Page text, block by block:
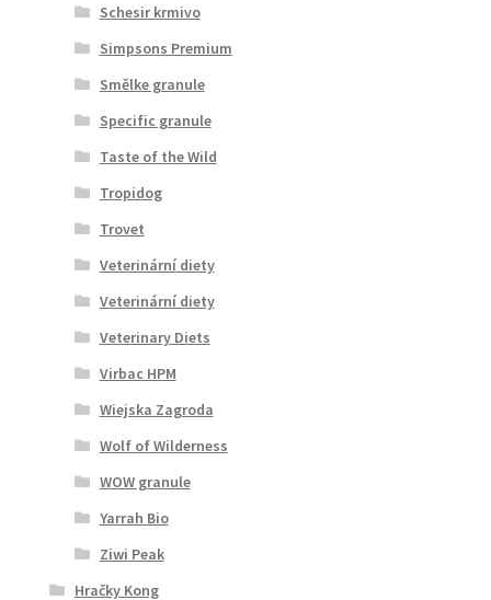
Schesir krmivo
Simpsons Premium
Smělke granule
Specific granule
Taste of the Wild
Tropidog
Trovet
Veterinární diety
Veterinární diety
Veterinary Diets
Virbac HPM
Wiejska Zagroda
Wolf of Wilderness
WOW granule
Yarrah Bio
Ziwi Peak
Hračky Kong